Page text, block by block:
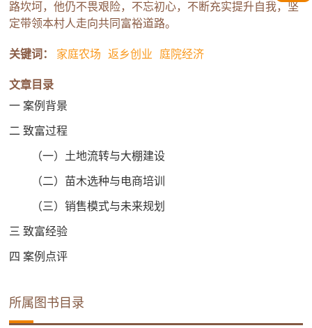
路坎坷，他仍不畏艰险，不忘初心，不断充实提升自我，坚
定带领本村人走向共同富裕道路。
关键词： 家庭农场 返乡创业 庭院经济
文章目录
一 案例背景
二 致富过程
（一）土地流转与大棚建设
（二）苗木选种与电商培训
（三）销售模式与未来规划
三 致富经验
四 案例点评
所属图书目录